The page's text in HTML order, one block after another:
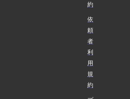
約
依
頼
者
利
用
規
約